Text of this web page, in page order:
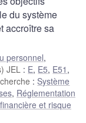
du système
accroître sa
personnel,
JEL : E, E5, E51 ,
: Système
, Réglementation
et risque